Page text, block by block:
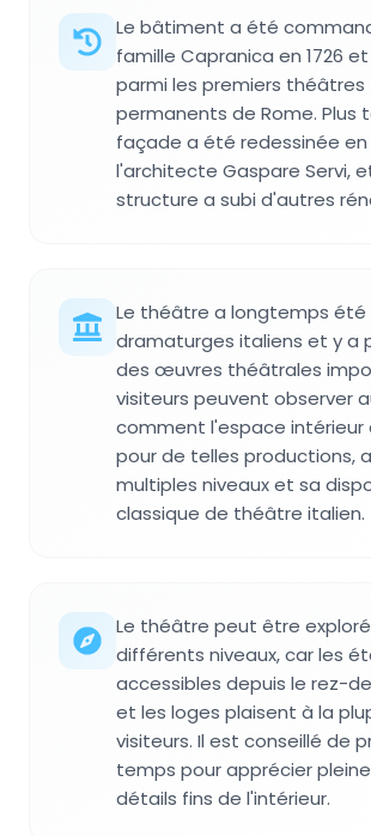
Le bâtiment a été
famille Capranica en 1726
parmi les premiers théâtres
permanents de Rome. Plus
façade a été redessinée en
l'architecte Gaspare Servi,
structure a subi d'autres
Le théâtre a longtemps été
dramaturges italiens et y a
des œuvres théâtrales
visiteurs peuvent observer
comment l'espace intérieur
pour de telles productions,
multiples niveaux et sa
classique de théâtre italien.
Le théâtre peut être
différents niveaux, car les
accessibles depuis le rez-
et les loges plaisent à la
visiteurs. Il est conseillé de
temps pour apprécier
détails fins de l'intérieur.